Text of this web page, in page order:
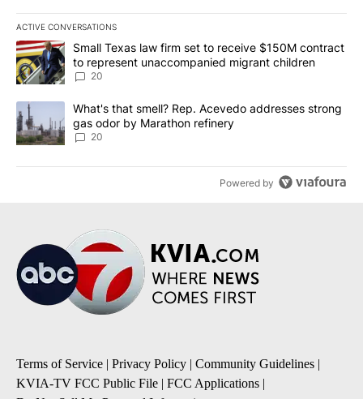
ACTIVE CONVERSATIONS
The following is a list of the most commented articles in the last
A trending article titled "Small Texas law firm set to receive
Small Texas law firm set to receive $150M contract
to represent unaccompanied migrant children
20
A trending article titled "What's that smell? Rep. Acevedo
What's that smell? Rep. Acevedo addresses strong
gas odor by Marathon refinery
20
Powered by
Terms of Service | Privacy Policy | Community Guidelines |
KVIA-TV FCC Public File | FCC Applications |